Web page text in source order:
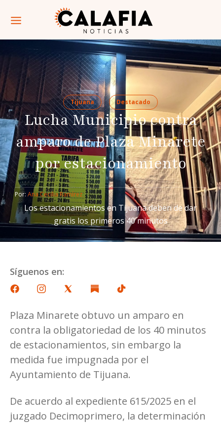
Tijuana Destacado
Lucha Municipio contra
amparo de Plaza Minarete
por estacionamiento
Por: Ana Cecilia Ramírez
Los estacionamientos en Tijuana deben de dar
gratis los primeros 40 minutos
Síguenos en:
Plaza Minarete obtuvo un amparo en
contra la obligatoriedad de los 40 minutos
de estacionamientos, sin embargo la
medida fue impugnada por el
Ayuntamiento de Tijuana.
De acuerdo al expediente 615/2025 en el
juzgado Decimoprimero, la determinación